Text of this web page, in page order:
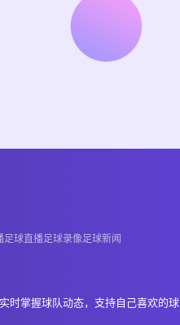
足球直播足球录像足球新闻
时掌握球队动态，支持自己喜欢的球